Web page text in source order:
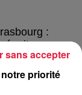
:
priorité
sans accepter